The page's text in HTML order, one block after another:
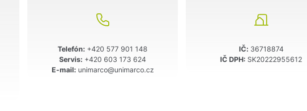
Telefón: +420 577 901 148
Servis: +420 603 173 624
E-mail: unimarco@unimarco.cz
IČ:36718874
IČ DPH: SK20222955612